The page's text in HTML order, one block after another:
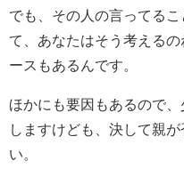
でも、その人の言ってる
て、あなたはそう考える
ースもあるんです。
ほかにも要因もあるので
しますけども、決して親
い。